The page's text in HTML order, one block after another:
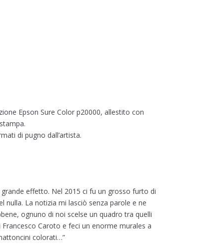
Epson Sure Color p20000, allestito con
di pugno dall’artista.
effetto. Nel 2015 ci fu un grosso furto di
nulla. La notizia mi lasciò senza parole e ne
ognuno di noi scelse un quadro tra quelli
Caroto e feci un enorme murales a
colorati…”